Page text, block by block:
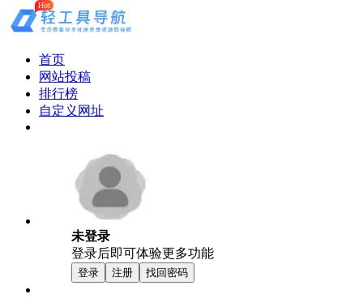
首页
网站投稿
排行榜
Hot
自定义网址
未登录
登录后即可体验更多功能
登录 注册 找回密码